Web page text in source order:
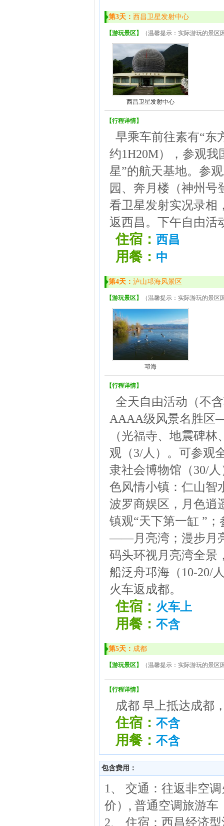
第3天： 西昌卫星发射中心
【游玩景区】 （温馨提示：实际游玩的景
西昌卫星发射中心
【行程详情】
早乘车前往素有“东
约1H20M），参观
星”的航天基地。参
园、奔月楼（神州号
看卫星发射实况录相
返西昌。下午自由活
住宿： 西昌
用餐： 中
第4天： 泸山邛海风景区
【游玩景区】 （温馨提示：实际游玩的景
邛海
【行程详情】
全天自由活动（不
AAAA级风景名胜区
（光福寺、地震碑
观（3/人）。可参观
隶社会博物馆（30/
色风情小镇：仁山智
波罗商娱区，月色逍
镇观“天下第一缸 ”
——月亮湾；漫步月
码头环视月亮湾全景
船泛舟邛海（10-20/
火车返成都。
住宿： 火车上
用餐： 不含
第5天： 成都
【游玩景区】 （温馨提示：实际游玩的景
【行程详情】
成都 早上抵达成都
住宿： 不含
用餐： 不含
包含费用：
1、 交通：往返非空
价）, 普通空调旅游车
2、 住宿：西昌经济